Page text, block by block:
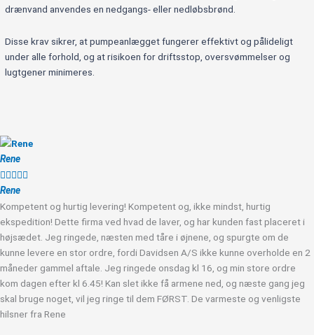
drænvand anvendes en nedgangs- eller nedløbsbrønd.
Disse krav sikrer, at pumpeanlægget fungerer effektivt og pålideligt
under alle forhold, og at risikoen for driftsstop, oversvømmelser og
lugtgener minimeres.
Rene

Rene
Kompetent og hurtig levering! Kompetent og, ikke mindst, hurtig
ekspedition! Dette firma ved hvad de laver, og har kunden fast placeret i
højsædet. Jeg ringede, næsten med tåre i øjnene, og spurgte om de
kunne levere en stor ordre, fordi Davidsen A/S ikke kunne overholde en 2
måneder gammel aftale. Jeg ringede onsdag kl 16, og min store ordre
kom dagen efter kl 6.45! Kan slet ikke få armene ned, og næste gang jeg
skal bruge noget, vil jeg ringe til dem FØRST. De varmeste og venligste
hilsner fra Rene